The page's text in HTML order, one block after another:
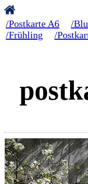
/Postkarte A6 /
/Frühling
/